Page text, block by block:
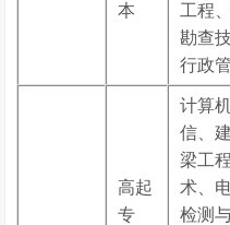
本
工程
勘查
行政
高起
专
计算
信、
梁工
术、
检测